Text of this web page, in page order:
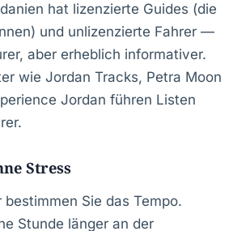
hat lizenzierte Guides (die
und unlizenzierte Fahrer —
aber erheblich informativer.
wie Jordan Tracks, Petra Moon
Jordan führen Listen
Stress
Sie das Tempo.
Stunde länger an der